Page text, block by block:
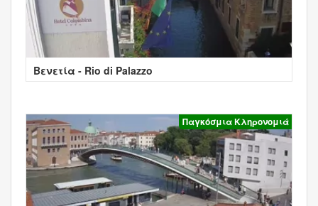
Βενετία - Rio di Palazzo
Παγκόσμια Κληρονομιά